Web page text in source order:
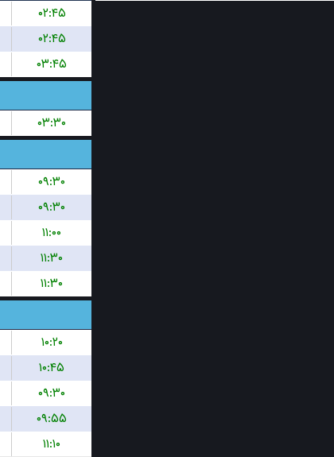
۰۲:۴۵
۰۲:۴۵
۰۳:۴۵
۰۳:۳۰
۰۹:۳۰
۰۹:۳۰
۱۱:۰۰
۱۱:۳۰
۱۱:۳۰
۱۰:۲۰
۱۰:۴۵
۰۹:۳۰
۰۹:۵۵
۱۱:۱۰